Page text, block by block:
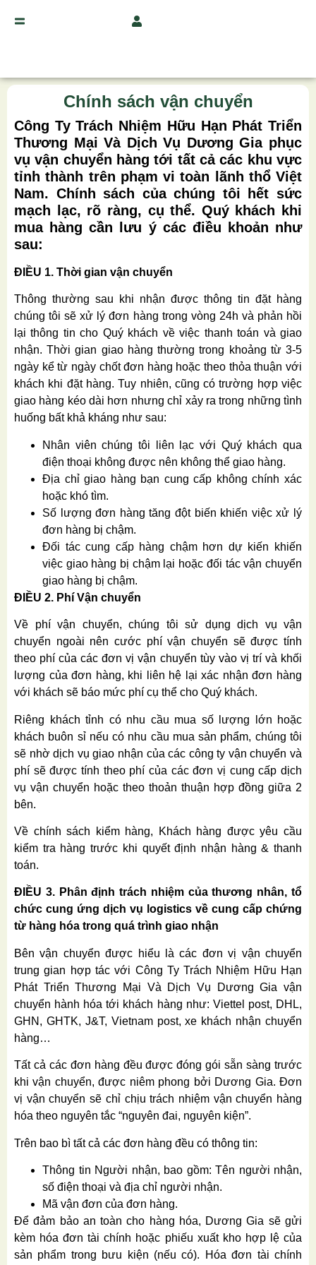
Chính sách vận chuyển
Công Ty Trách Nhiệm Hữu Hạn Phát Triển
Thương Mại Và Dịch Vụ Dương Gia phục
vụ vận chuyển hàng tới tất cả các khu vực
tỉnh thành trên phạm vi toàn lãnh thổ Việt
Nam. Chính sách của chúng tôi hết sức
mạch lạc, rõ ràng, cụ thể. Quý khách khi
mua hàng cần lưu ý các điều khoản như
sau:
ĐIỀU 1. Thời gian vận chuyển
Thông thường sau khi nhận được thông tin đặt hàng
chúng tôi sẽ xử lý đơn hàng trong vòng 24h và phản hồi
lại thông tin cho Quý khách về việc thanh toán và giao
nhận. Thời gian giao hàng thường trong khoảng từ 3-5
ngày kể từ ngày chốt đơn hàng hoặc theo thỏa thuận với
khách khi đặt hàng. Tuy nhiên, cũng có trường hợp việc
giao hàng kéo dài hơn nhưng chỉ xảy ra trong những tình
huống bất khả kháng như sau:
Nhân viên chúng tôi liên lạc với Quý khách qua
điện thoại không được nên không thể giao hàng.
Địa chỉ giao hàng bạn cung cấp không chính xác
hoặc khó tìm.
Số lượng đơn hàng tăng đột biến khiến việc xử lý
đơn hàng bị chậm.
Đối tác cung cấp hàng chậm hơn dự kiến khiến
việc giao hàng bị chậm lại hoặc đối tác vận chuyển
giao hàng bị chậm.
ĐIỀU 2. Phí Vận chuyển
Về phí vận chuyển, chúng tôi sử dụng dịch vụ vận
chuyển ngoài nên cước phí vận chuyển sẽ được tính
theo phí của các đơn vị vận chuyển tùy vào vị trí và khối
lượng của đơn hàng, khi liên hệ lại xác nhận đơn hàng
với khách sẽ báo mức phí cụ thể cho Quý khách.
Riêng khách tỉnh có nhu cầu mua số lượng lớn hoặc
khách buôn sỉ nếu có nhu cầu mua sản phẩm, chúng tôi
sẽ nhờ dịch vụ giao nhận của các công ty vận chuyển và
phí sẽ được tính theo phí của các đơn vị cung cấp dịch
vụ vận chuyển hoặc theo thoản thuận hợp đồng giữa 2
bên.
Về chính sách kiểm hàng, Khách hàng được yêu cầu
kiểm tra hàng trước khi quyết định nhận hàng & thanh
toán.
ĐIỀU 3. Phân định trách nhiệm của thương nhân, tổ
chức cung ứng dịch vụ logistics về cung cấp chứng
từ hàng hóa trong quá trình giao nhận
Bên vận chuyển được hiểu là các đơn vị vận chuyển
trung gian hợp tác với Công Ty Trách Nhiệm Hữu Hạn
Phát Triển Thương Mại Và Dịch Vụ Dương Gia vận
chuyển hành hóa tới khách hàng như: Viettel post, DHL,
GHN, GHTK, J&T, Vietnam post, xe khách nhận chuyển
hàng…
Tất cả các đơn hàng đều được đóng gói sẵn sàng trước
khi vận chuyển, được niêm phong bởi Dương Gia. Đơn
vị vận chuyển sẽ chỉ chịu trách nhiệm vận chuyển hàng
hóa theo nguyên tắc “nguyên đai, nguyên kiện”.
Trên bao bì tất cả các đơn hàng đều có thông tin:
Thông tin Người nhận, bao gồm: Tên người nhận,
số điện thoại và địa chỉ người nhận.
Mã vận đơn của đơn hàng.
Để đảm bảo an toàn cho hàng hóa, Dương Gia sẽ gửi
kèm hóa đơn tài chính hoặc phiếu xuất kho hợp lệ của
sản phẩm trong bưu kiện (nếu có). Hóa đơn tài chính